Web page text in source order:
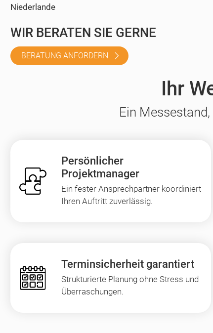
Niederlande
WIR BERATEN SIE GERNE
BERATUNG ANFORDERN
Ihr
Ein
Persönlicher
Projektmanager
Ein fester Ansprechpartner koordiniert
Ihren Auftritt zuverlässig.
Terminsicherheit garantiert
Strukturierte Planung ohne Stress und
Überraschungen.